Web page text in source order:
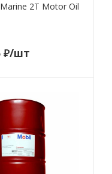
2T Motor Oil
₽/шт